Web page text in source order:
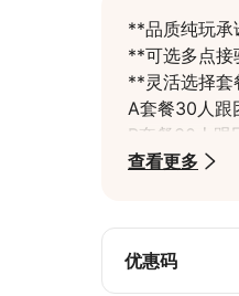
**品质纯玩承
**可选多点接
**灵活选择套
A套餐30人跟
B套餐30人跟
C套餐中文司
查看更多
优惠码